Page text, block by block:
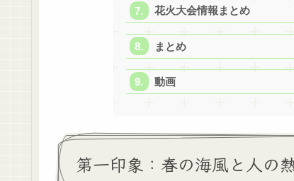
花火大会情報まとめ
まとめ
動画
第一印象：春の海風と人の